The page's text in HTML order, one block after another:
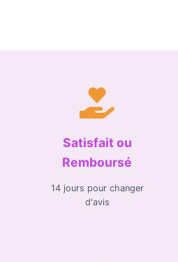
Satisfait ou
Remboursé
14 jours pour changer
d'avis